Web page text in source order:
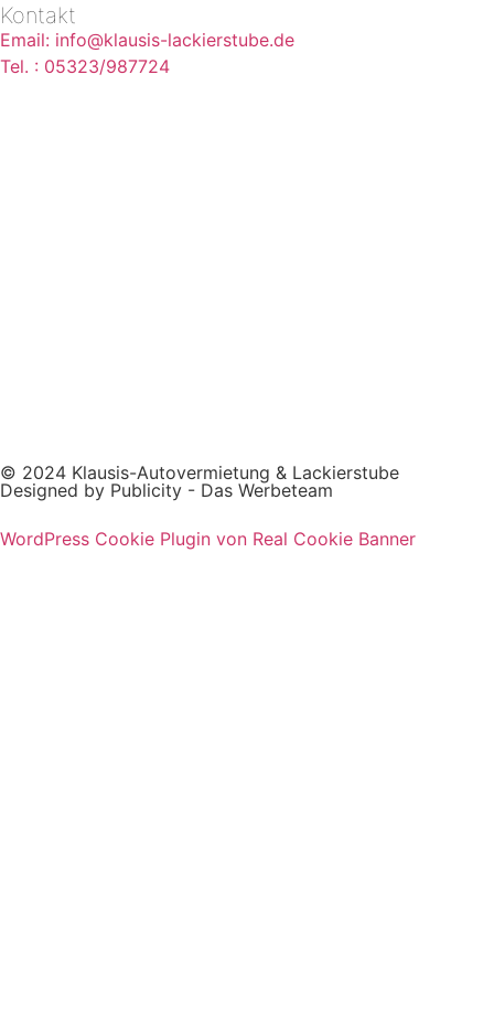
Kontakt
Email: info@klausis-lackierstube.de
Tel. : 05323/987724
© 2024 Klausis-Autovermietung & Lackierstube
Designed by Publicity - Das Werbeteam
WordPress Cookie Plugin von Real Cookie Banner